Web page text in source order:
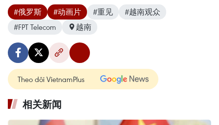
#俄罗斯 #动画片 #重见
#越南观众
#FPT Telecom
越南
Theo dõi VietnamPlus
相关新闻